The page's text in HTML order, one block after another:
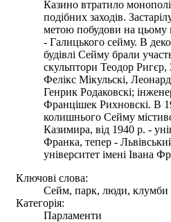
Казино втратило
подібних заходів.
метою побудови на цьому
- Галицького сейму. В
будівлі Сейму брали
скульптори Теодор
Фелікс Мікульскі,
Генрик Родаковскі;
Францішек Рихновскі. В
колишнього Сейму
Казимира, від 1940 р. -
Франка, тепер -
університет імені Івана
Ключові слова:
Cейм, парк, люди, клумби
Категорія:
Парламенти